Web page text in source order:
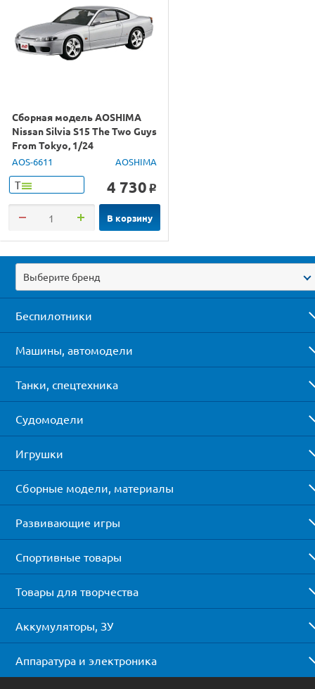
Сборная модель AOSHIMA
Nissan Silvia S15 The Two Guys
From Tokyo, 1/24
AOS-6611 AOSHIMA
Т 4 730 o
В корзину
Выберите бренд
Беспилотники
Машины, автомодели
Танки, спецтехника
Судомодели
Игрушки
Сборные модели, материалы
Развивающие игры
Спортивные товары
Товары для творчества
Аккумуляторы, ЗУ
Аппаратура и электроника